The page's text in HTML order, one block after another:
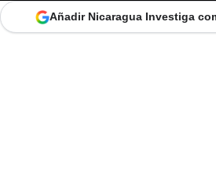
Añadir Nicaragua Investiga